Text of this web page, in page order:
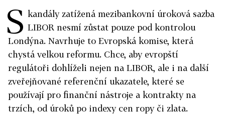
S kandály zatížená mezibankovní úroková sazba
LIBOR nesmí zůstat pouze pod kontrolou
Londýna. Navrhuje to Evropská komise, která
chystá velkou reformu. Chce, aby evropští
regulátoři dohlíželi nejen na LIBOR, ale i na další
zveřejňované referenční ukazatele, které se
používají pro finanční nástroje a kontrakty na
trzích, od úroků po indexy cen ropy či zlata.